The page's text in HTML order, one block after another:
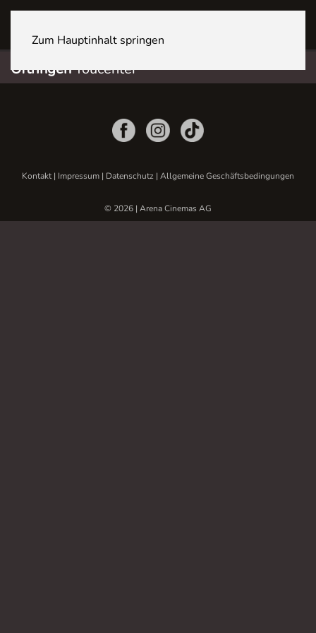
Zum Hauptinhalt springen
OftringenYoucenter
Kontakt| Impressum | Datenschutz | Allgemeine Geschäftsbedingungen
© 2026 | Arena Cinemas AG